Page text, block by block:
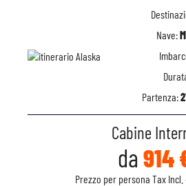
Nave:
Partenza:
Cabine
da 914
Prezzo per persona Tax Incl.